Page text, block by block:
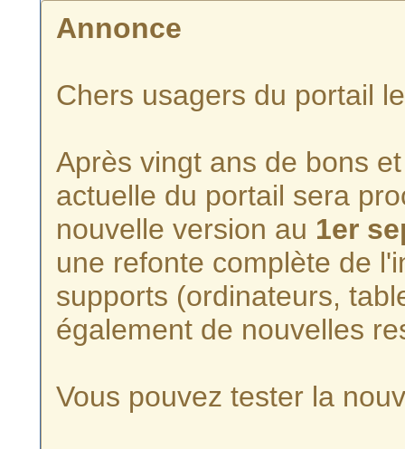
Annonce
Chers usagers du portail
Après vingt ans de bons
actuelle du portail sera
nouvelle version au 1er
une refonte complète de
supports (ordinateurs,
également de nouvelles
Vous pouvez tester la